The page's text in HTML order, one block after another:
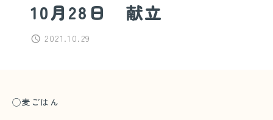
10月28日 献立
2021.10.29
◯麦ごはん